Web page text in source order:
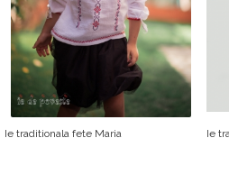
Ie traditionala fete Maria Ie